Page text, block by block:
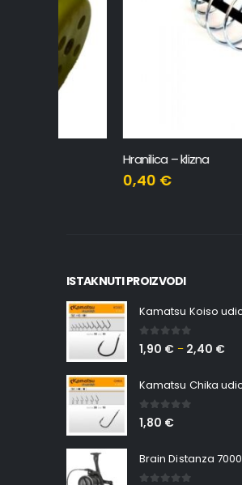
Hranilica – klizna
ISTAKNUTI PROIZVODI
Kamatsu Koiso
0 out of 5
1,90 € – 2,40 €
Kamatsu Chika
0 out of 5
1,80 €
Brain Distanza